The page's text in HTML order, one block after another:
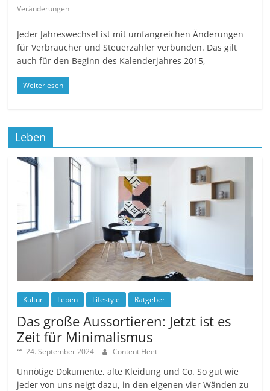
Veränderungen
Jeder Jahreswechsel ist mit umfangreichen Änderungen
für Verbraucher und Steuerzahler verbunden. Das gilt
auch für den Beginn des Kalenderjahres 2015,
Weiterlesen
Leben
Kultur Leben Lifestyle Ratgeber
Das große Aussortieren: Jetzt ist es
Zeit für Minimalismus
24. September 2024 Content Fleet
Unnötige Dokumente, alte Kleidung und Co. So gut wie
jeder von uns neigt dazu, in den eigenen vier Wänden zu